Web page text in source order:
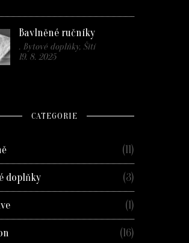
Bavlněné ručníky
. Bytové doplňky, Šití
19. 8. 2025
CATEGORIE
(11)
doplňky (3)
(1)
(16)